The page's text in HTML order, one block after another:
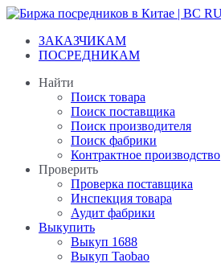
Перейти
содержанию
ЗАКАЗЧИКАМ
ПОСРЕДНИКАМ
Найти
Поиск товара
Поиск поставщика
Поиск производителя
Поиск фабрики
Контрактное производство
Проверить
Проверка поставщика
Инспекция товара
Аудит фабрики
Выкупить
Выкуп 1688
Выкуп Taobao